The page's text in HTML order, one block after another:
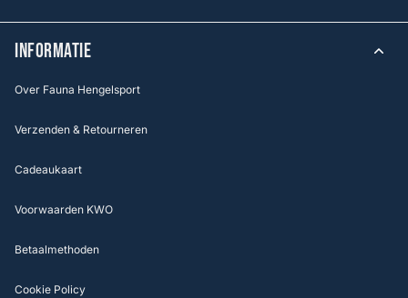
INFORMATIE
Over Fauna Hengelsport
Verzenden & Retourneren
Cadeaukaart
Voorwaarden KWO
Betaalmethoden
Cookie Policy